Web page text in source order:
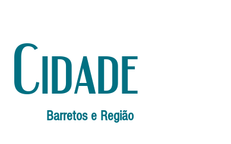
Barretos e Região